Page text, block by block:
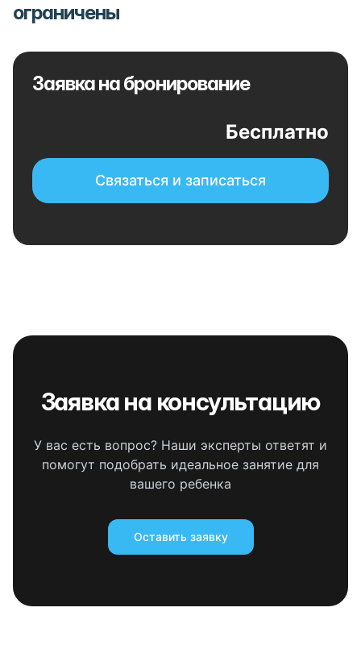
ограничены
Заявка на бронирование
Бесплатно
Связаться и записаться
Заявка на консультацию
У вас есть вопрос? Наши эксперты ответят и
помогут подобрать идеальное занятие для
вашего ребенка
Оставить заявку